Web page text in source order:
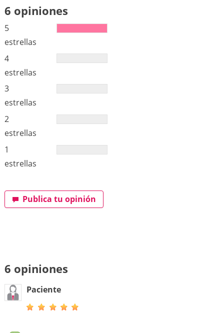
6 opiniones
5
estrellas
4
estrellas
3
estrellas
2
estrellas
1
estrellas
Publica tu opinión
6 opiniones
Paciente